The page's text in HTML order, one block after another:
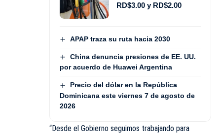
RD$3.00 y RD$2.00
APAP traza su ruta hacia 2030
China denuncia presiones de EE. UU.
por acuerdo de Huawei Argentina
Precio del dólar en la República
Dominicana este viernes 7 de agosto de
2026
“Desde el Gobierno seguimos trabajando para